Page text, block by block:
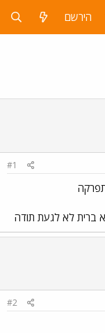
הירשם
#1
#2